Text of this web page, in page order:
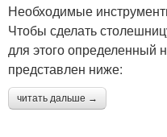
Необходимые
Чтобы сделать
для этого определенный
представлен ниже:
читать дальше →